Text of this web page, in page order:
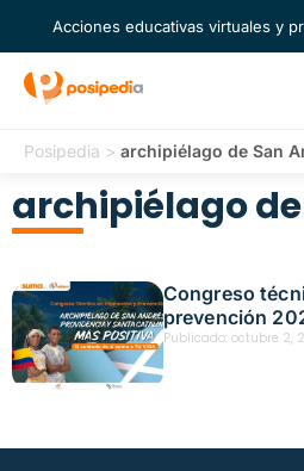
Acciones educativas virtuales y
Posipedia > archipiélago de San
archipiélago
Congreso
prevención
Andrés,
más Positiva –
Publicado: octubre 2,